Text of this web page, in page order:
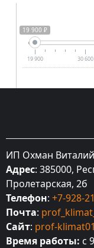
19 900 ₽
19 900 30 600
ИП Охман
Адрес: 385000,
Пролетарская, 2б
Телефон: +7-928-
Почта:
Сайт: prof-
Время работы: с